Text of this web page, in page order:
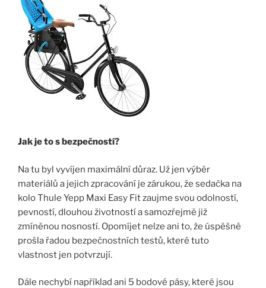
Jak je to s bezpečností?
Na tu byl vyvíjen maximální důraz. Už jen výběr
materiálů a jejich zpracování je zárukou, že sedačka na
kolo Thule Yepp Maxi Easy Fit zaujme svou odolností,
pevností, dlouhou životností a samozřejmě již
zmíněnou nosností. Opomíjet nelze ani to, že úspěšně
prošla řadou bezpečnostních testů, které tuto
vlastnost jen potvrzují.
Dále nechybí například ani 5 bodové pásy, které jsou